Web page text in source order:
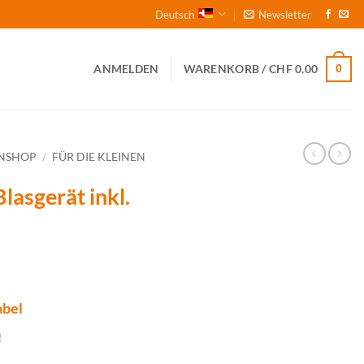
Deutsch Newsletter
ANMELDEN WARENKORB /CHF0.00 0
/ FÜR DIE KLEINEN
inkl.